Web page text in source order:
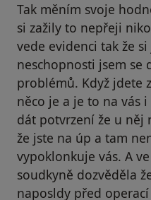
Tak měním svoje
si zažily to nepřeji
vede evidenci tak že
neschopnosti jsem se
problémů. Když jdete
něco je a je to na vás
dát potvrzení že u něj
že jste na úp a tam
vypoklonkuje vás. A
soudkyně dozvěděla
naposldy před